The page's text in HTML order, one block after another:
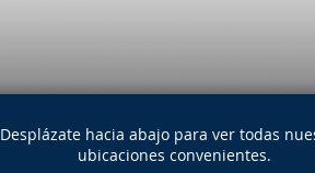
Desplázate hacia abajo para ver todas
ubicaciones convenientes.